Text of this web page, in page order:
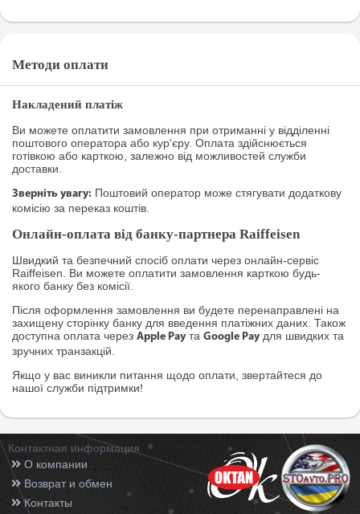
Методи оплати
Накладений платіж
Ви можете оплатити замовлення при отриманні у відділенні
поштового оператора або кур'єру. Оплата здійснюється
готівкою або карткою, залежно від можливостей служби
доставки.
Зверніть увагу: Поштовий оператор може стягувати додаткову
комісію за переказ коштів.
Онлайн-оплата від банку-партнера Raiffeisen
Швидкий та безпечний спосіб оплати через онлайн-сервіс
Raiffeisen. Ви можете оплатити замовлення карткою будь-
якого банку без комісії.
Після оформлення замовлення ви будете перенаправлені на
захищену сторінку банку для введення платіжних даних. Також
доступна оплата через Apple Pay та Google Pay для швидких та
зручних транзакцій.
Якщо у вас виникли питання щодо оплати, звертайтеся до
нашої служби підтримки!
Контактная информация
О компании
Возврат и обмен
Контакты